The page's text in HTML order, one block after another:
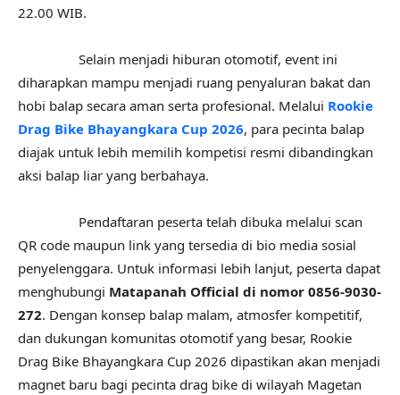
22.00 WIB.
Selain menjadi hiburan otomotif, event ini
diharapkan mampu menjadi ruang penyaluran bakat dan
hobi balap secara aman serta profesional. Melalui Rookie
Drag Bike Bhayangkara Cup 2026, para pecinta balap
diajak untuk lebih memilih kompetisi resmi dibandingkan
aksi balap liar yang berbahaya.
Pendaftaran peserta telah dibuka melalui scan
QR code maupun link yang tersedia di bio media sosial
penyelenggara. Untuk informasi lebih lanjut, peserta dapat
menghubungi Matapanah Official di nomor 0856-9030-
272. Dengan konsep balap malam, atmosfer kompetitif,
dan dukungan komunitas otomotif yang besar, Rookie
Drag Bike Bhayangkara Cup 2026 dipastikan akan menjadi
magnet baru bagi pecinta drag bike di wilayah Magetan